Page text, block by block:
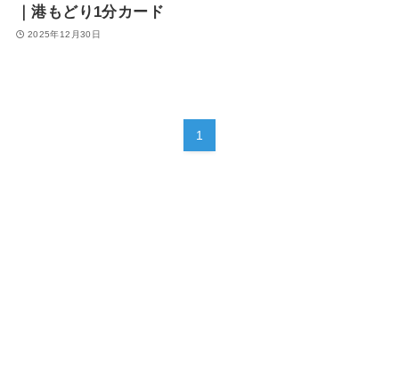
｜港もどり1分カード
2025年12月30日
1